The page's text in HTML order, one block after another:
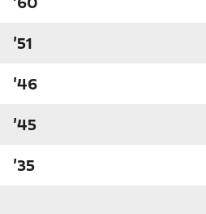
'60
'51
'46
'45
'35